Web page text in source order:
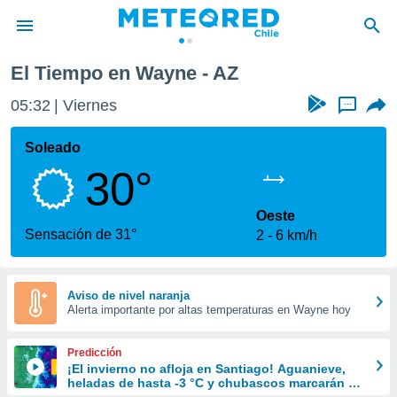
de
por
que se
calidad.
a este
las
y
forma
digital
basada
El Tiempo en Wayne - AZ
05:32 Viernes ...
Soleado
30°
Sensación de 31°
Oeste
2
6 km/h
Aviso de nivel naranja
Alerta importante por altas temperaturas en Wayne hoy
Predicción
¡El invierno no afloja en Santiago! Aguanieve,
heladas de hasta -3 °C y chubascos marcarán el